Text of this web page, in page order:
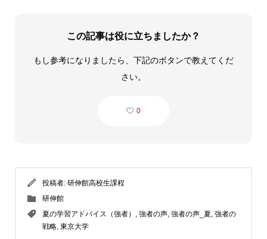
この記事は役に立ちましたか？
もし参考になりましたら、下記のボタンで教えてくだ
さい。
0
投稿者: 研伸館高校生課程
研伸館
夏の学習アドバイス（強者）
強者の声 強者の声_夏 強者の
戦略 東京大学